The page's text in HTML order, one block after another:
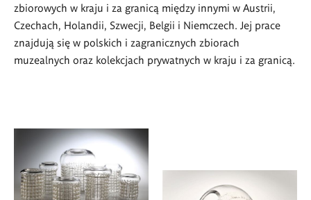
zbiorowych w kraju i za granicą między innymi w Austrii,
Czechach, Holandii, Szwecji, Belgii i Niemczech. Jej prace
znajdują się w polskich i zagranicznych zbiorach
muzealnych oraz kolekcjach prywatnych w kraju i za granicą.